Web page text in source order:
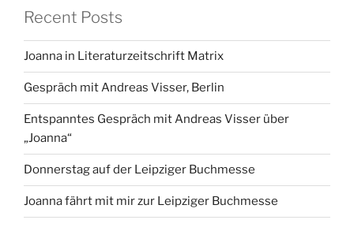
Recent Posts
Joanna in Literaturzeitschrift Matrix
Gespräch mit Andreas Visser, Berlin
Entspanntes Gespräch mit Andreas Visser über
„Joanna“
Donnerstag auf der Leipziger Buchmesse
Joanna fährt mit mir zur Leipziger Buchmesse